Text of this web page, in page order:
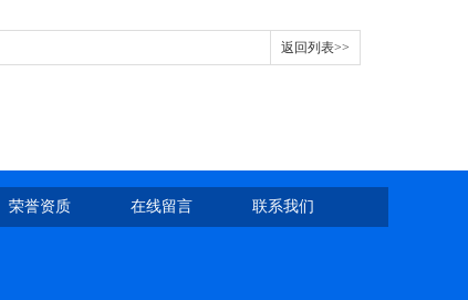
返回列表>>
荣誉资质 在线留言 联系我们